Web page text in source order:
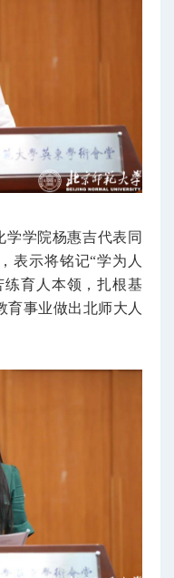
学学院杨惠吉代表同
表示将铭记“学为人
育人本领，扎根基
育事业做出北师大人